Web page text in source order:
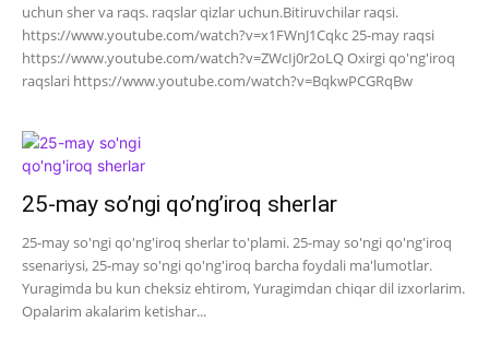
uchun sher va raqs. raqslar qizlar uchun.Bitiruvchilar raqsi.
https://www.youtube.com/watch?v=x1FWnJ1Cqkc 25-may raqsi
https://www.youtube.com/watch?v=ZWcIj0r2oLQ Oxirgi qo'ng'iroq
raqslari https://www.youtube.com/watch?v=BqkwPCGRqBw
25-may so’ngi qo’ng’iroq sherlar
25-may so'ngi qo'ng'iroq sherlar to'plami. 25-may so'ngi qo'ng'iroq
ssenariysi, 25-may so'ngi qo'ng'iroq barcha foydali ma'lumotlar.
Yuragimda bu kun cheksiz ehtirom, Yuragimdan chiqar dil izxorlarim.
Opalarim akalarim ketishar...